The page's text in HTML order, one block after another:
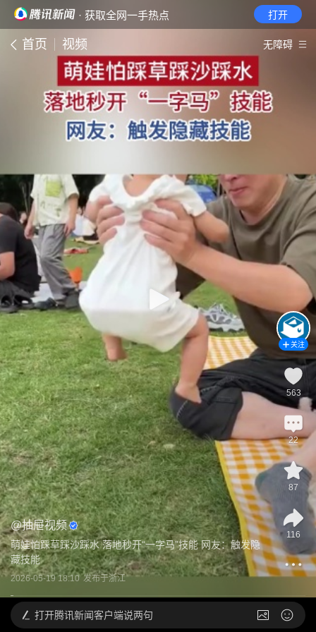
· 获取全网一手热点 打开
首页 视频 无障碍
@抽屉视频
萌娃怕踩草踩沙踩水 落地秒开“一字马”技能 网友：触发隐
藏技能
2026-05-19 18:10 发布于浙江
关注
563
22
87
116
打开腾讯新闻客户端说两句